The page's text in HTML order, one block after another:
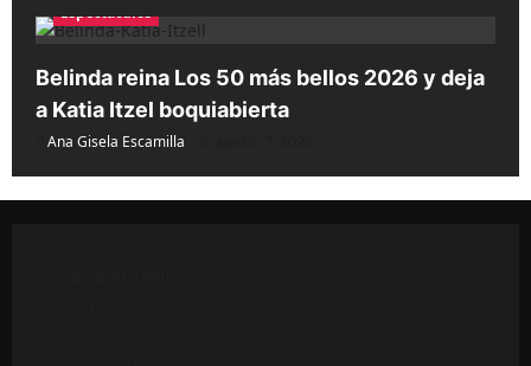
Espectáculos
Belinda reina Los 50 más bellos 2026 y deja
a Katia Itzel boquiabierta
Ana Gisela Escamilla